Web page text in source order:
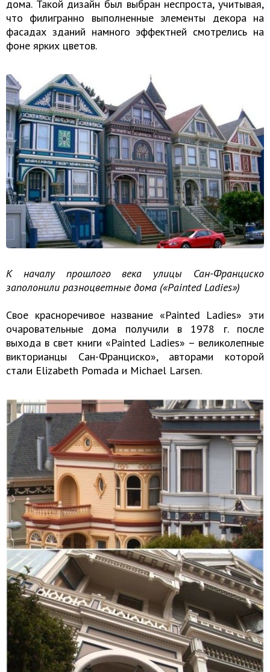
дома. Такой дизайн был выбран неспроста, учитывая,
что филигранно выполненные элементы декора на
фасадах зданий намного эффектней смотрелись на
фоне ярких цветов.
К началу прошлого века улицы Сан-Франциско
заполонили разноцветные дома («Painted Ladies»)
Cвое красноречивое название «Painted Ladies» эти
очаровательные дома получили в 1978 г. после
выхода в свет книги «Painted Ladies» – великолепные
викторианцы Сан-Франциско», авторами которой
стали Elizabeth Pomada и Michael Larsen.